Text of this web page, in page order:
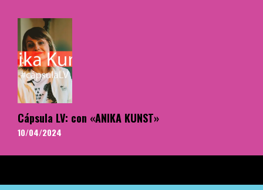
Cápsula LV: con «ANIKA KUNST»
10/04/2024